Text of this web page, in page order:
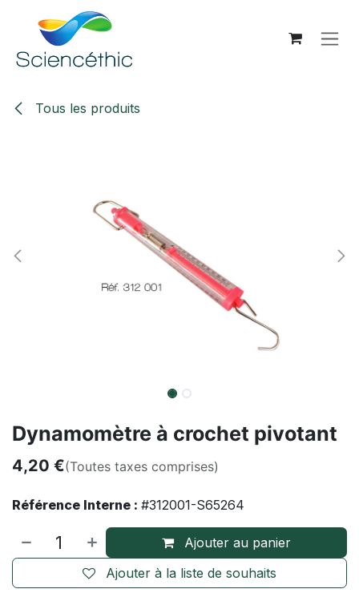
Se rendre au contenu
Tous les produits
Dynamomètre à crochet pivotant
4,20 €(Toutes taxes comprises)
Référence Interne : #312001-S65264
Ajouter au panier
Ajouter à la liste de souhaits